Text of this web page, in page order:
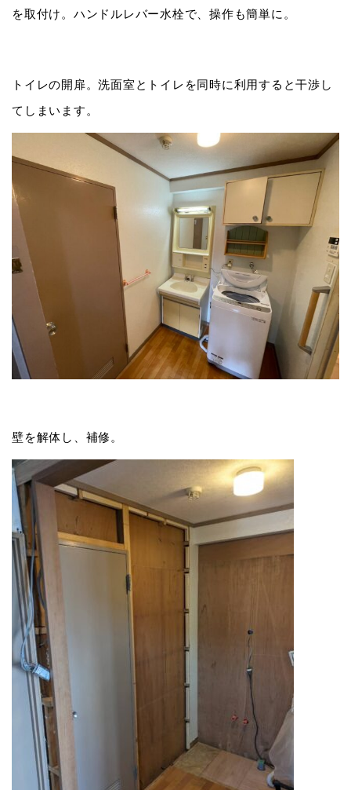
を取付け。ハンドルレバー水栓で、操作も簡単に。
トイレの開扉。洗面室とトイレを同時に利用すると干渉し
てしまいます。
壁を解体し、補修。